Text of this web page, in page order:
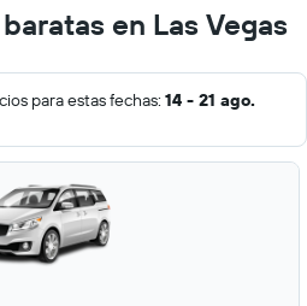
en Las Vegas
para estas fechas: 14 - 21 ago.